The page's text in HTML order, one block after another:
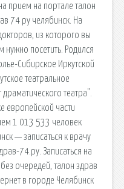
прием на портале талон
74 ру челябинск. На
из которого вы
посетить. Родился
Сибирское Иркутской
театральное
театра".
европейской части
1 013 533 человек
— записаться к врачу
74.ру. Записаться на
очередей, талон здрав
в городе Челябинск